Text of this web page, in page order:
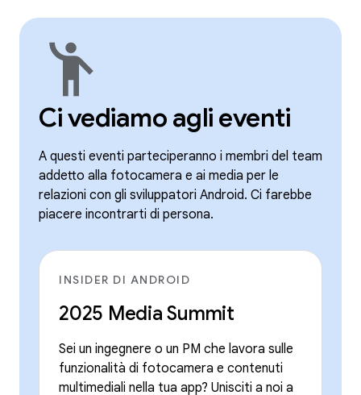
emoji_people
Ci vediamo agli eventi
A questi eventi parteciperanno i membri del team
addetto alla fotocamera e ai media per le
relazioni con gli sviluppatori Android. Ci farebbe
piacere incontrarti di persona.
INSIDER DI ANDROID
2025 Media Summit
Sei un ingegnere o un PM che lavora sulle
funzionalità di fotocamera e contenuti
multimediali nella tua app? Unisciti a noi a